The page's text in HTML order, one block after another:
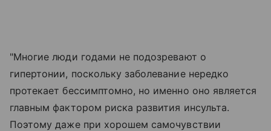
"Многие люди годами не подозревают о
гипертонии, поскольку заболевание нередко
протекает бессимптомно, но именно оно является
главным фактором риска развития инсульта.
Поэтому даже при хорошем самочувствии